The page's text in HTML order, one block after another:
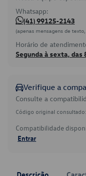
Whatsapp:
(41) 99125-2143
(apenas mensagens de
Horário de
Segunda à sexta, das
Verifique a
Consulte a
Código original consultado:
Compatibilidade
Entrar